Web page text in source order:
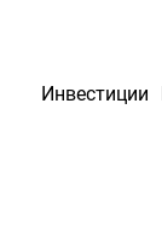
Инвестиции